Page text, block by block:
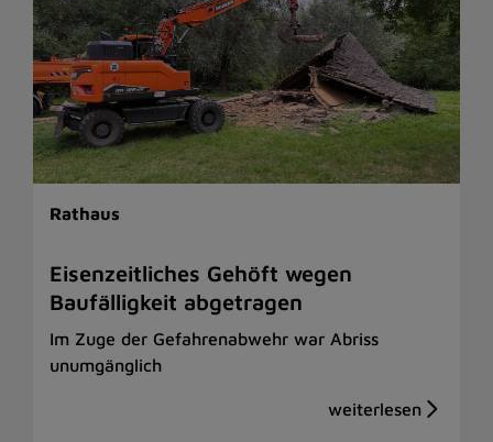
Rathaus
Eisenzeitliches Gehöft wegen
Baufälligkeit abgetragen
Im Zuge der Gefahrenabwehr war Abriss
unumgänglich